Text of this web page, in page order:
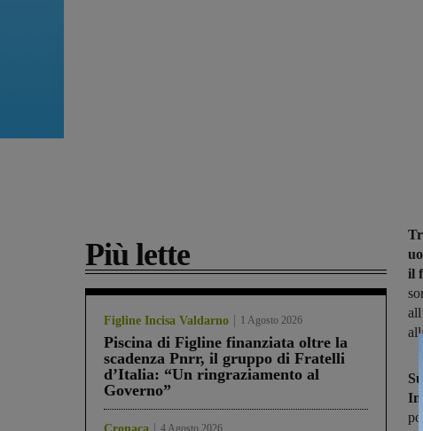
Più lette
Figline Incisa Valdarno 1 Agosto 2026
Piscina di Figline finanziata oltre la
scadenza Pnrr, il gruppo di Fratelli
d’Italia: “Un ringraziamento al
Governo”
il